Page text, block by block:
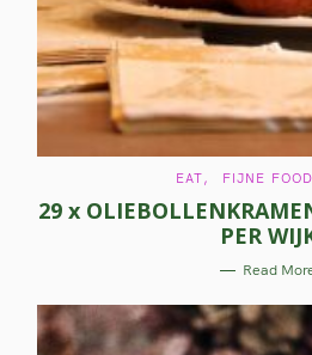
C
T
E
G
O
R
I
S
EAT FIJNE
29 x
PER
Read
r
c
h
r